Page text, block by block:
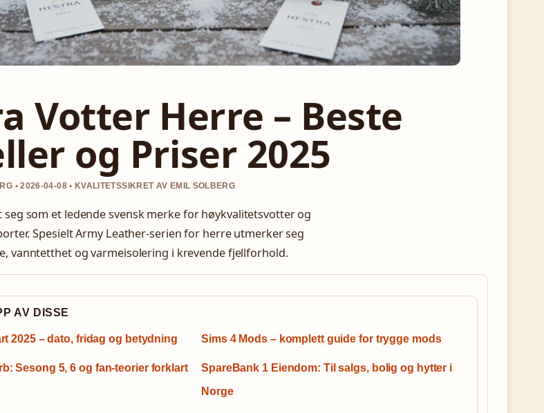
Votter Herre – Beste
og Priser 2025
• 2026-04-08 • KVALITETSSIKRET AV EMIL SOLBERG
som et ledende svensk merke for høykvalitetsvotter og
Spesielt Army Leather-serien for herre utmerker seg
vanntetthet og varmeisolering i krevende fjellforhold.
AV DISSE
2025 – dato, fridag og betydning Sims 4 Mods – komplett guide for trygge mods
Sesong 5, 6 og fan-teorier forklart
SpareBank 1 Eiendom: Til salgs, bolig og hytter i
Norge